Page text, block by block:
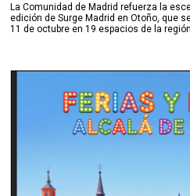
La Comunidad de Madrid refuerza la
edición de Surge Madrid en Otoño, que
11 de octubre en 19 espacios de la región.